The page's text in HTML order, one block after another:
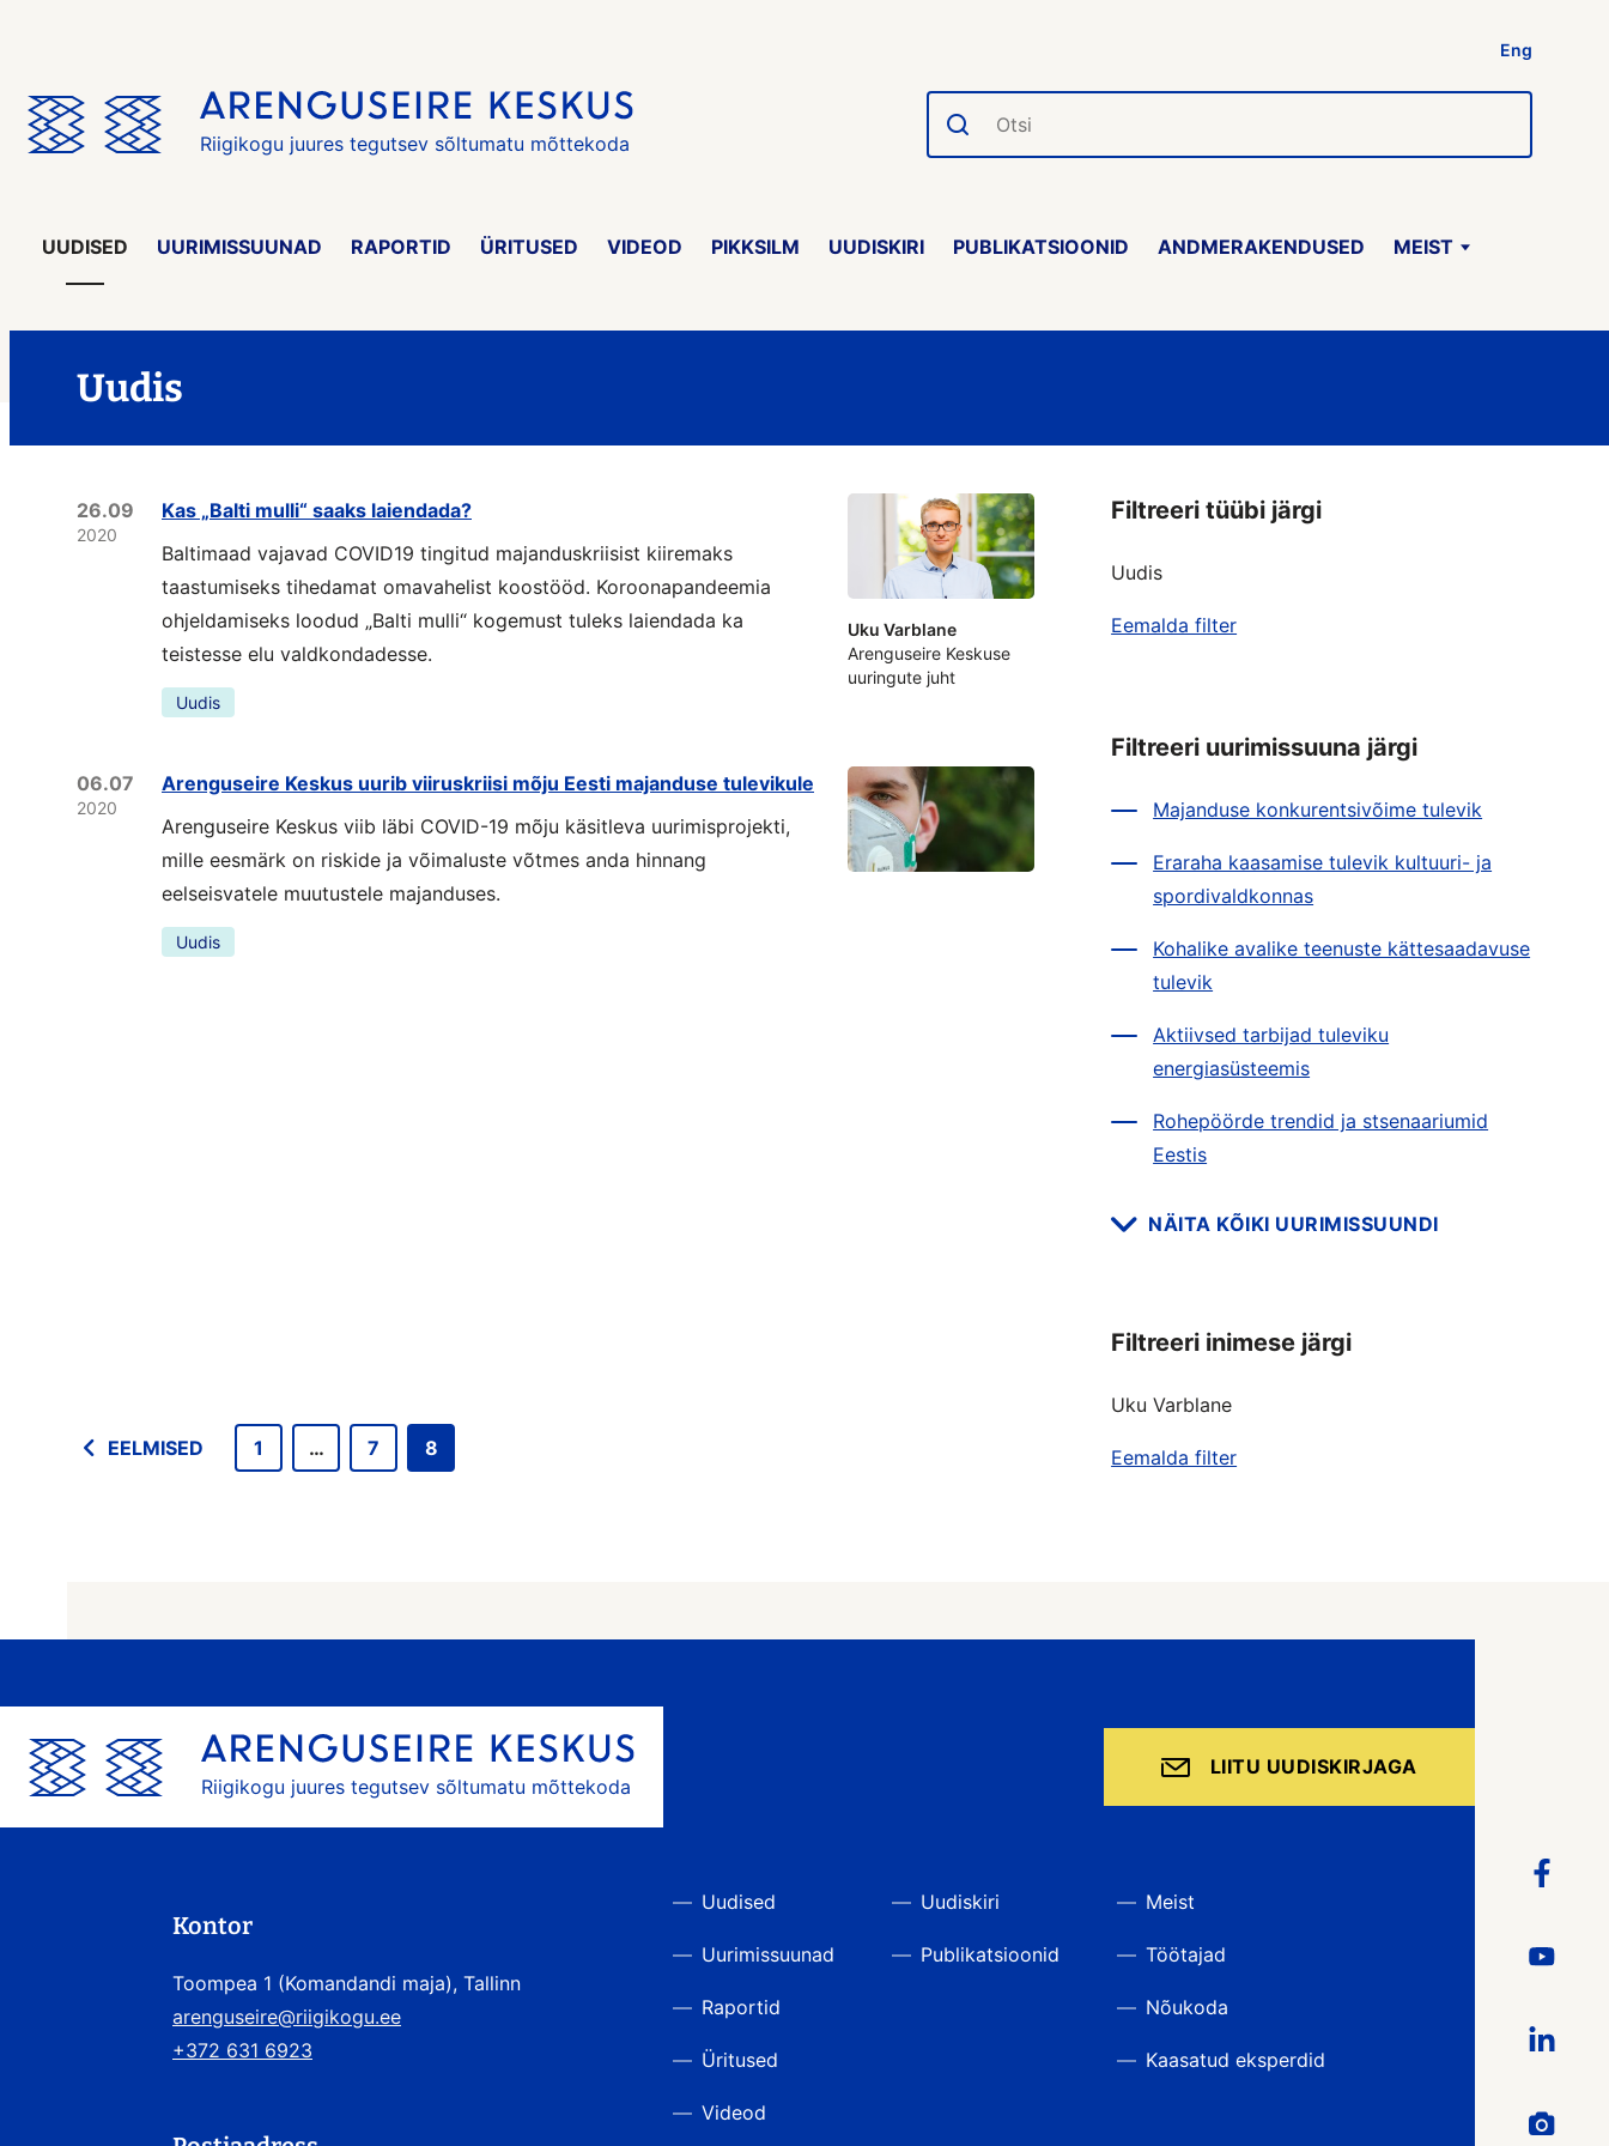
Eng
Riigikogu juures tegutsev sõltumatu mõttekoda
Otsi
UUDISED UURIMISSUUNAD RAPORTID ÜRITUSED VIDEOD PIKKSILM UUDISKIRI PUBLIKATSIOONID ANDMERAKENDUSED MEIST
Uudis
26.09
2020
Kas „Balti mulli“ saaks laiendada?
Baltimaad vajavad COVID19 tingitud majanduskriisist kiiremaks
taastumiseks tihedamat omavahelist koostööd. Koroonapandeemia
ohjeldamiseks loodud „Balti mulli“ kogemust tuleks laiendada ka
teistesse elu valdkondadesse.
Uudis
Uku Varblane
Arenguseire Keskuse
uuringute juht
06.07
2020
Arenguseire Keskus uurib viiruskriisi mõju Eesti majanduse tulevikule
Arenguseire Keskus viib läbi COVID-19 mõju käsitleva uurimisprojekti,
mille eesmärk on riskide ja võimaluste võtmes anda hinnang
eelseisvatele muutustele majanduses.
Uudis
EELMISED 1 … 7 8
Filtreeri tüübi järgi
Uudis
Eemalda filter
Filtreeri uurimissuuna järgi
Majanduse konkurentsivõime tulevik
Eraraha kaasamise tulevik kultuuri- ja
spordivaldkonnas
Kohalike avalike teenuste kättesaadavuse
tulevik
Aktiivsed tarbijad tuleviku
energiasüsteemis
Rohepöörde trendid ja stsenaariumid
Eestis
NÄITA KÕIKI UURIMISSUUNDI
Filtreeri inimese järgi
Uku Varblane
Eemalda filter
Riigikogu juures tegutsev sõltumatu mõttekoda
LIITU UUDISKIRJAGA
Kontor
Toompea 1 (Komandandi maja), Tallinn
arenguseire@riigikogu.ee
+372 631 6923
Uudised
Uurimissuunad
Raportid
Üritused
Videod
Uudiskiri
Publikatsioonid
Meist
Töötajad
Nõukoda
Kaasatud eksperdid